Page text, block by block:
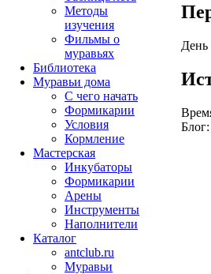
День
Блог:
Методы
изучения
Фильмы о
муравьях
Библиотека
Муравьи дома
С чего начать
Формикарии
Условия
Кормление
Мастерская
Инкубаторы
Формикарии
Арены
Инструменты
Наполнители
Каталог
antclub.ru
Муравьи